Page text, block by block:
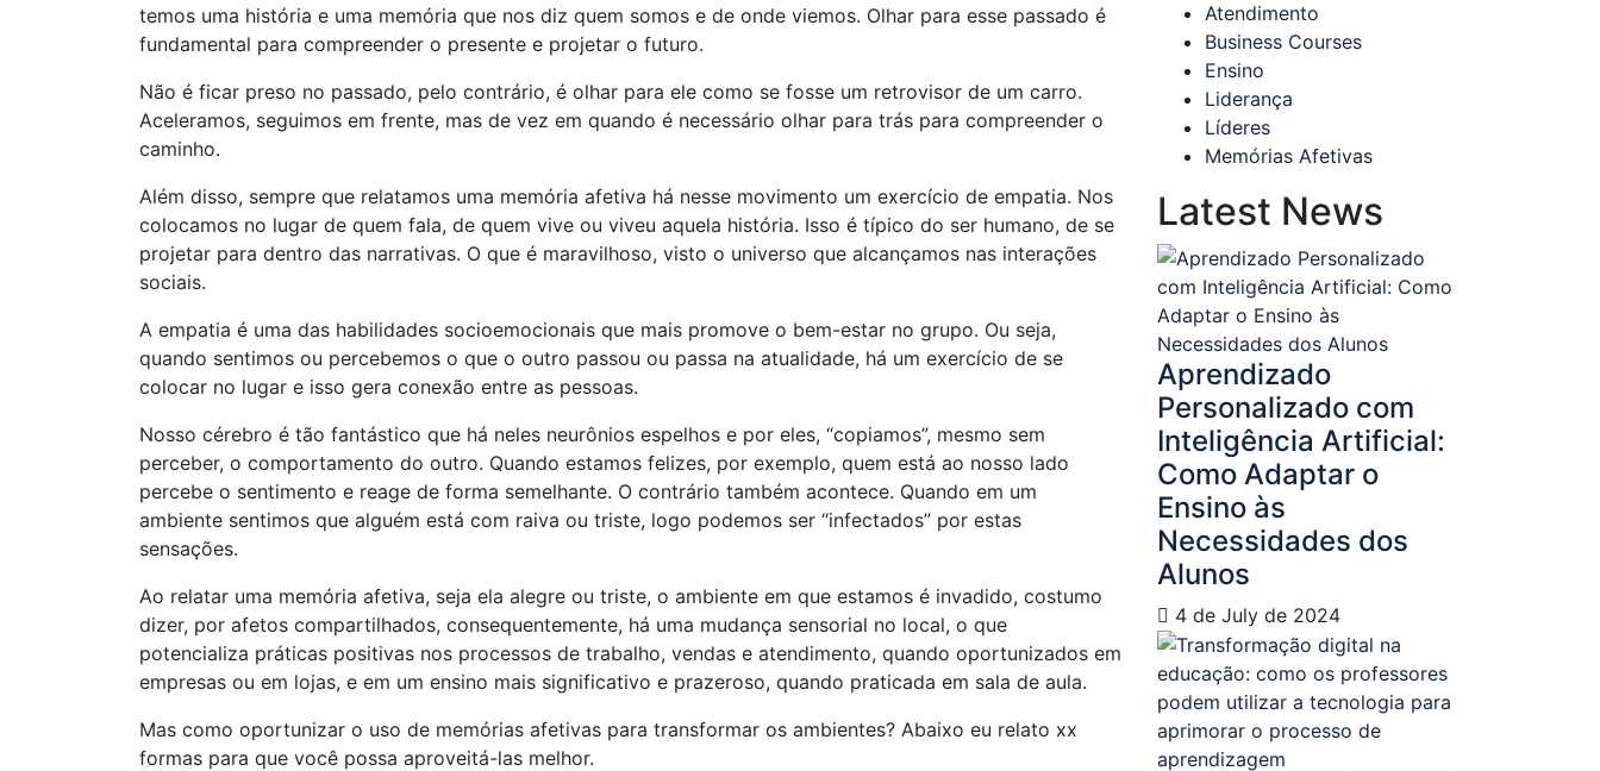
temos uma história e uma memória que nos diz quem somos e de onde viemos. Olhar para esse passado é
fundamental para compreender o presente e projetar o futuro.
Não é ficar preso no passado, pelo contrário, é olhar para ele como se fosse um retrovisor de um carro.
Aceleramos, seguimos em frente, mas de vez em quando é necessário olhar para trás para compreender o
caminho.
Além disso, sempre que relatamos uma memória afetiva há nesse movimento um exercício de empatia. Nos
colocamos no lugar de quem fala, de quem vive ou viveu aquela história. Isso é típico do ser humano, de se
projetar para dentro das narrativas. O que é maravilhoso, visto o universo que alcançamos nas interações
sociais.
A empatia é uma das habilidades socioemocionais que mais promove o bem-estar no grupo. Ou seja,
quando sentimos ou percebemos o que o outro passou ou passa na atualidade, há um exercício de se
colocar no lugar e isso gera conexão entre as pessoas.
Nosso cérebro é tão fantástico que há neles neurônios espelhos e por eles, “copiamos”, mesmo sem
perceber, o comportamento do outro. Quando estamos felizes, por exemplo, quem está ao nosso lado
percebe o sentimento e reage de forma semelhante. O contrário também acontece. Quando em um
ambiente sentimos que alguém está com raiva ou triste, logo podemos ser “infectados” por estas
sensações.
Ao relatar uma memória afetiva, seja ela alegre ou triste, o ambiente em que estamos é invadido, costumo
dizer, por afetos compartilhados, consequentemente, há uma mudança sensorial no local, o que
potencializa práticas positivas nos processos de trabalho, vendas e atendimento, quando oportunizados em
empresas ou em lojas, e em um ensino mais significativo e prazeroso, quando praticada em sala de aula.
Mas como oportunizar o uso de memórias afetivas para transformar os ambientes? Abaixo eu relato xx
formas para que você possa aproveitá-las melhor.
Atendimento
Business Courses
Ensino
Liderança
Líderes
Memórias Afetivas
Latest News
Aprendizado
Personalizado com
Inteligência Artificial:
Como Adaptar o
Ensino às
Necessidades dos
Alunos
4 de July de 2024